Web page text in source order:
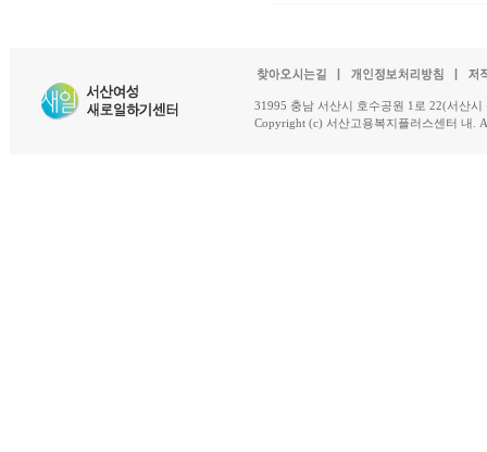
31995 충남 서산시 호수공원 1로 22(서산
Copyright (c) 서산고용복지플러스센터 내.